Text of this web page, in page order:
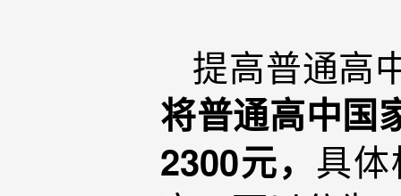
提高普通高
将普通高中国
2300元， 具